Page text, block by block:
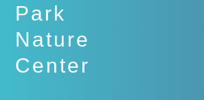
Park
Nature
Center